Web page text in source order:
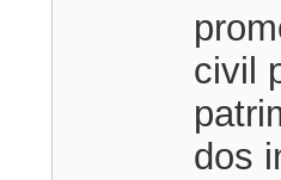
civil
dos